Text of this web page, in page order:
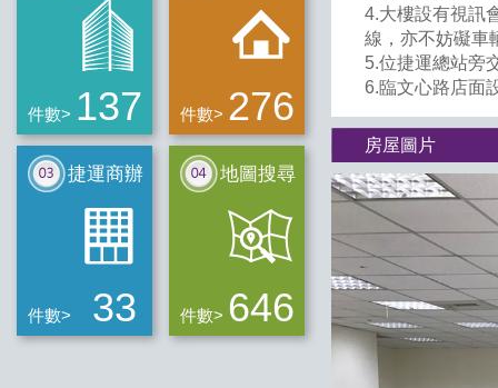
件數> 137 件數> 276
捷運商辦
件數> 33
地圖搜尋
件數> 646
4.大樓設有視訊
線，亦不妨礙車
5.位捷運總站旁
6.臨文心路店面
房屋圖片